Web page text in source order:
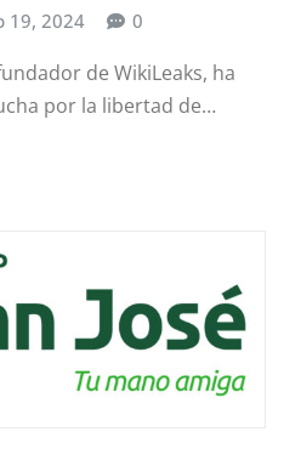
19, 2024 0
de WikiLeaks, ha
por la libertad de…